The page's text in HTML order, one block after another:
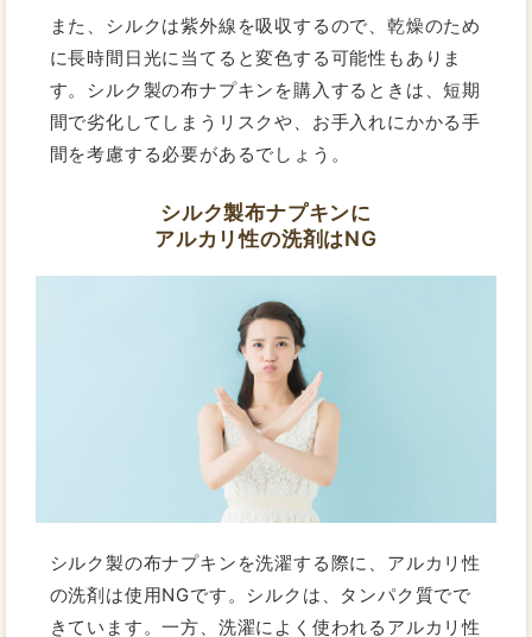
また、シルクは紫外線を吸収するので、乾燥のため
に長時間日光に当てると変色する可能性もありま
す。シルク製の布ナプキンを購入するときは、短期
間で劣化してしまうリスクや、お手入れにかかる手
間を考慮する必要があるでしょう。
シルク製布ナプキンに
アルカリ性の洗剤はNG
シルク製の布ナプキンを洗濯する際に、アルカリ性
の洗剤は使用NGです。シルクは、タンパク質でで
きています。一方、洗濯によく使われるアルカリ性